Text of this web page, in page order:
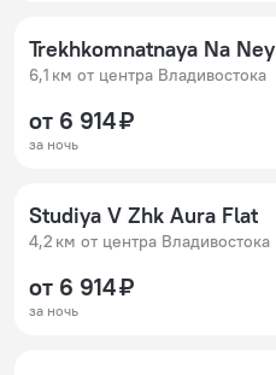
Trekhkomnatnaya Na
6,1 км от центра Владивостока
от 6 914 ₽
за ночь
Studiya V Zhk Aura Flat
4,2 км от центра Владивостока
от 6 914 ₽
за ночь